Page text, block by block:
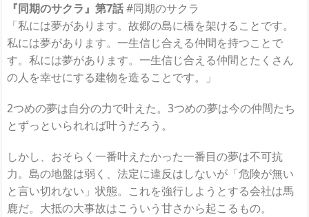
『同期のサクラ』第7話#同期のサクラ
「私には夢があります。故郷の島に橋を架けることです。
私には夢があります。一生信じ合える仲間を持つことで
す。私には夢があります。一生信じ合える仲間とたくさん
の人を幸せにする建物を造ることです。」
2つめの夢は自分の力で叶えた。3つめの夢は今の仲間たち
とずっといられれば叶うだろう。
しかし、おそらく一番叶えたかった一番目の夢は不可抗
力。島の地盤は弱く、法定に違反はしないが「危険が無い
と言い切れない」状態。これを強行しようとする会社は馬
鹿だ。大抵の大事故はこういう甘さから起こるもの。